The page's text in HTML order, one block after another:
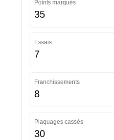
Points marqués
35
Essais
7
Franchissements
8
Plaquages cassés
30